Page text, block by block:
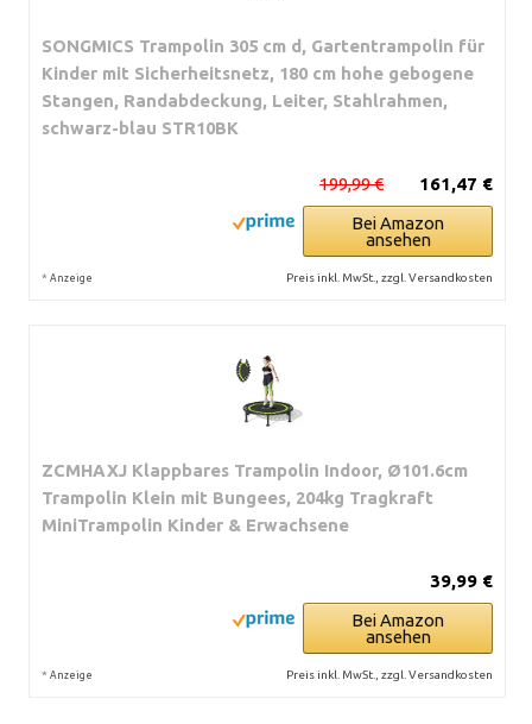
SONGMICS Trampolin 305 cm d, Gartentrampolin für
Kinder mit Sicherheitsnetz, 180 cm hohe gebogene
Stangen, Randabdeckung, Leiter, Stahlrahmen,
schwarz-blau STR10BK
161,47 €
199,99 €
Bei Amazon
ansehen
* Anzeige Preis inkl. MwSt., zzgl. Versandkosten
ZCMHAXJ Klappbares Trampolin Indoor, Ø101.6cm
Trampolin Klein mit Bungees, 204kg Tragkraft
MiniTrampolin Kinder & Erwachsene
39,99 €
Bei Amazon
ansehen
* Anzeige Preis inkl. MwSt., zzgl. Versandkosten